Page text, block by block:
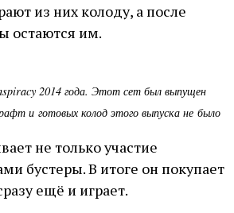
из них колоду, а после
остаются им.
2014 года. Этот сет был выпущен
и готовых колод этого выпуска не было
не только участие
бустеры. В итоге он покупает
ещё и играет.